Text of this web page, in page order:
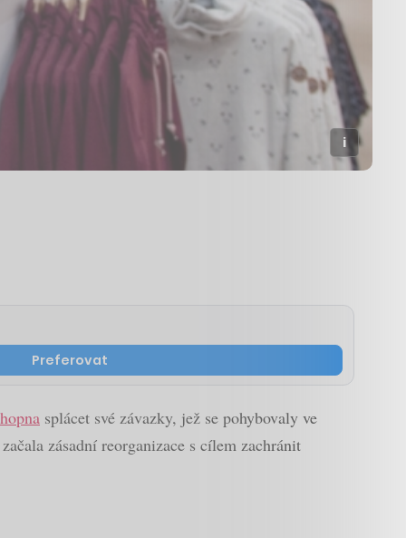
Preferovat
splácet své závazky, jež se pohybovaly ve
zásadní reorganizace s cílem zachránit